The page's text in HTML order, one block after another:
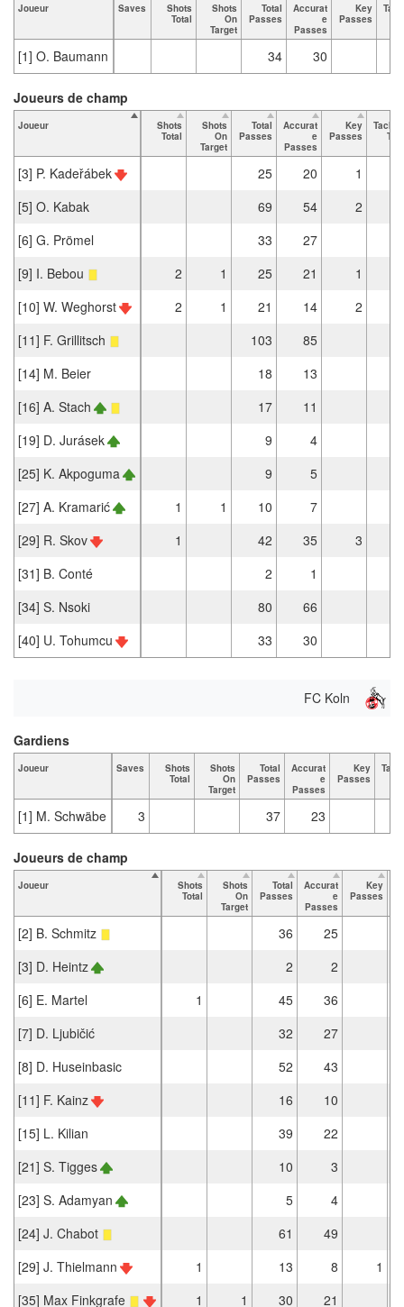
Joueur Saves
Shots
Total
Shots
On
Target
Total
Passes
Accurat
e
Passes
Key
Passes
[1] O. Baumann 34 30
Joueur
Shots
Total
Shots
On
Target
Total
Passes
Accurat
e
Passes
Key
Passes
[3] P. Kadeřábek 25 20 1
[5] O. Kabak
69 54
2
[6] G. Prömel
33 27
[9] I. Bebou
2 1 25 21 1
[10] W. Weghorst
2 1 21 14 2
[11] F. Grillitsch
103
85
[14] M. Beier
18
13
[16] A. Stach
17 11
[19] D. Jurásek
9 4
[25] K. Akpoguma
9 5
[27] A. Kramarić
1 1 10
7
[29] R. Skov
1 42 35 3
[31] B. Conté
2 1
[34] S. Nsoki
80 66
[40] U. Tohumcu
33 30
Joueurs de champ
FC Koln
Joueur Saves
Shots
Total
Shots
On
Target
Total
Passes
Accurat
e
Passes
Key
Passes
[1] M. Schwäbe 3 37 23
Gardiens
Joueur
Shots
Total
Shots
On
Target
Total
Passes
Accurat
e
Passes
Key
Passes
[2] B. Schmitz 36
25
[3] D. Heintz
2
2
[6] E. Martel
1 45
36
[7] D. Ljubičić
32
27
[8] D. Huseinbasic
52
43
[11] F. Kainz
16
10
[15] L. Kilian
39
22
[21] S. Tigges
10
3
[23] S. Adamyan
5
4
[24] J. Chabot
61
49
[29] J. Thielmann
1 13 8
1
[35] Max Finkgrafe
1 1 30 21
Joueurs de champ